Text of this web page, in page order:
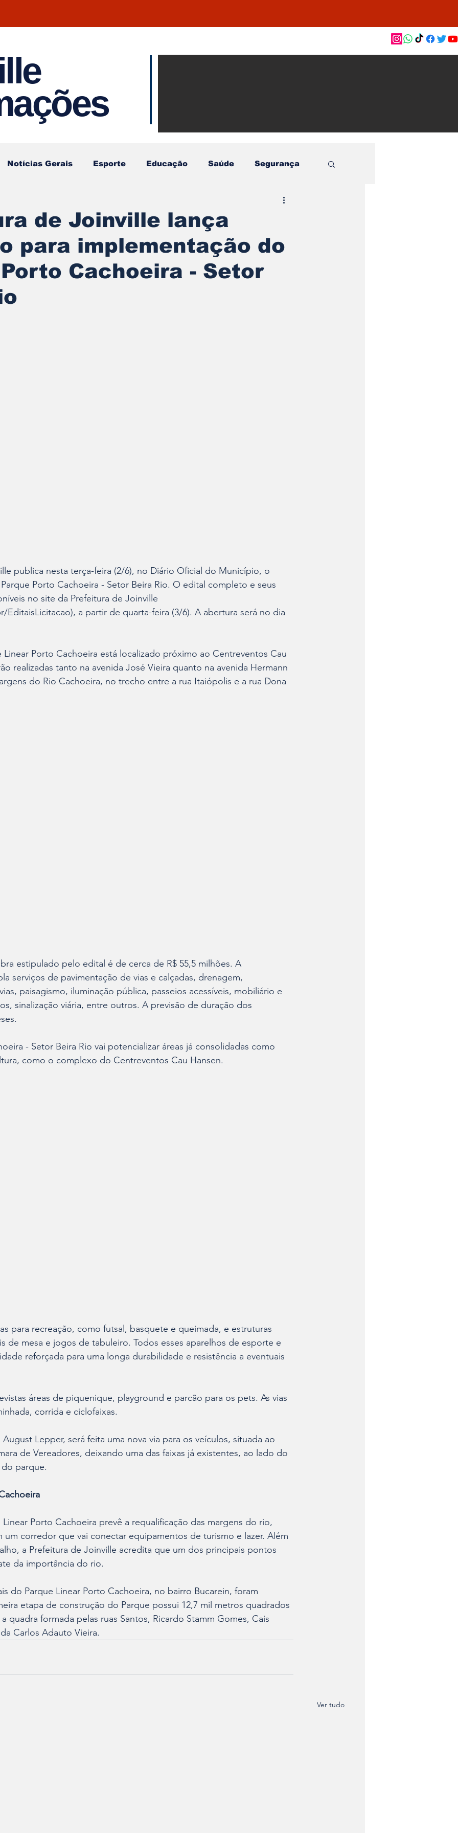
Notícias Gerais Esporte Educação Saúde Segurança
de Joinville lança
para implementação do
Cachoeira - Setor
publica nesta terça-feira (2/6), no Diário Oficial do Município, o
Porto Cachoeira - Setor Beira Rio. O edital completo e seus
no site da Prefeitura de Joinville
EditaisLicitacao), a partir de quarta-feira (3/6). A abertura será no dia
Linear Porto Cachoeira está localizado próximo ao Centreventos Cau
realizadas tanto na avenida José Vieira quanto na avenida Hermann
do Rio Cachoeira, no trecho entre a rua Itaiópolis e a rua Dona
estipulado pelo edital é de cerca de R$ 55,5 milhões. A
serviços de pavimentação de vias e calçadas, drenagem,
paisagismo, iluminação pública, passeios acessíveis, mobiliário e
sinalização viária, entre outros. A previsão de duração dos
- Setor Beira Rio vai potencializar áreas já consolidadas como
como o complexo do Centreventos Cau Hansen.
para recreação, como futsal, basquete e queimada, e estruturas
de mesa e jogos de tabuleiro. Todos esses aparelhos de esporte e
reforçada para uma longa durabilidade e resistência a eventuais
áreas de piquenique, playground e parcão para os pets. As vias
corrida e ciclofaixas.
Lepper, será feita uma nova via para os veículos, situada ao
de Vereadores, deixando uma das faixas já existentes, ao lado do
parque.
Porto Cachoeira prevê a requalificação das margens do rio,
um corredor que vai conectar equipamentos de turismo e lazer. Além
a Prefeitura de Joinville acredita que um dos principais pontos
da importância do rio.
do Parque Linear Porto Cachoeira, no bairro Bucarein, foram
etapa de construção do Parque possui 12,7 mil metros quadrados
quadra formada pelas ruas Santos, Ricardo Stamm Gomes, Cais
Carlos Adauto Vieira.
Ver tudo